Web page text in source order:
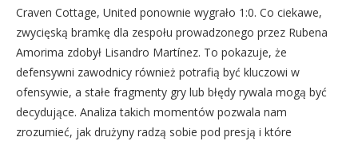
Craven Cottage, United ponownie wygrało 1:0. Co ciekawe,
zwycięską bramkę dla zespołu prowadzonego przez Rubena
Amorima zdobył Lisandro Martínez. To pokazuje, że
defensywni zawodnicy również potrafią być kluczowi w
ofensywie, a stałe fragmenty gry lub błędy rywala mogą być
decydujące. Analiza takich momentów pozwala nam
zrozumieć, jak drużyny radzą sobie pod presją i które